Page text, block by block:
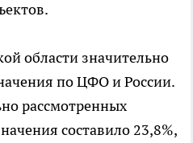
области значительно
по ЦФО и России.
рассмотренных
составило 23,8%,